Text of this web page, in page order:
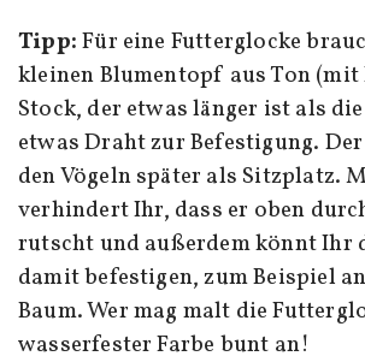
Tipp:Für eine Futterglocke
kleinen Blumentopf aus Ton (mit
Stock, der etwas länger ist als
etwas Draht zur Befestigung.
den Vögeln später als Sitzplatz.
verhindert Ihr, dass er oben
rutscht und außerdem könnt Ihr
damit befestigen, zum Beispiel
Baum. Wer mag malt die
wasserfester Farbe bunt an!